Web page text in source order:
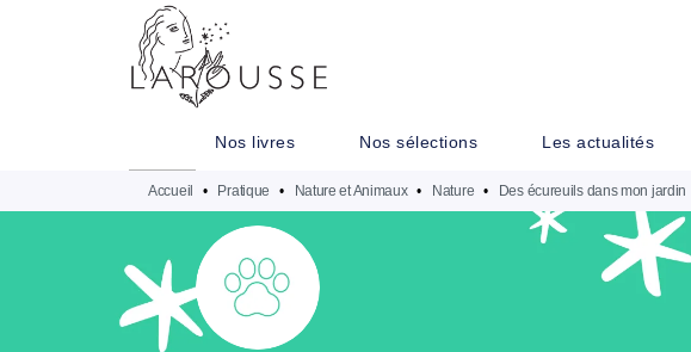
MENU
Nos livres Nos sélections Les actualités
Accueil • Pratique • Nature et Animaux • Nature • Des écureuils dans mon jardin